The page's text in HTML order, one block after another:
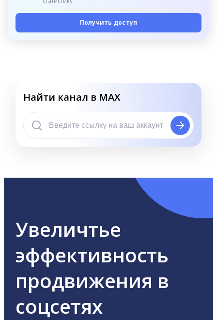
Получить доступ
Найти канал в MAX
Увеличтье
эффективность
продвижения в
соцсетях